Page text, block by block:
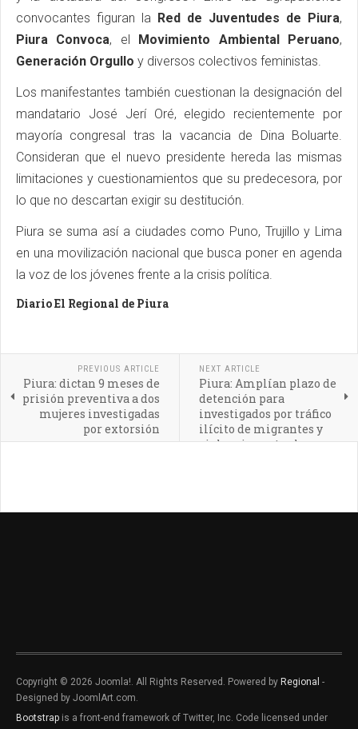
convocantes figuran la Red de Juventudes de Piura,
Piura Convoca, el Movimiento Ambiental Peruano,
Generación Orgullo y diversos colectivos feministas.
Los manifestantes también cuestionan la designación del
mandatario José Jerí Oré, elegido recientemente por
mayoría congresal tras la vacancia de Dina Boluarte.
Consideran que el nuevo presidente hereda las mismas
limitaciones y cuestionamientos que su predecesora, por
lo que no descartan exigir su destitución.
Piura se suma así a ciudades como Puno, Trujillo y Lima
en una movilización nacional que busca poner en agenda
la voz de los jóvenes frente a la crisis política.
Diario El Regional de Piura
PREVIOUS ARTICLE
Piura: dictan 9 meses de
prisión preventiva a dos
mujeres investigadas
por extorsión
NEXT ARTICLE
Piura: Amplían plazo de
detención para
investigados por tráfico
ilícito de migrantes y
violencia contra la
Copyright © 2026 Joomla!. All Rights Reserved. Powered by Regional -
Designed by JoomlArt.com.
Bootstrap is a front-end framework of Twitter, Inc. Code licensed under